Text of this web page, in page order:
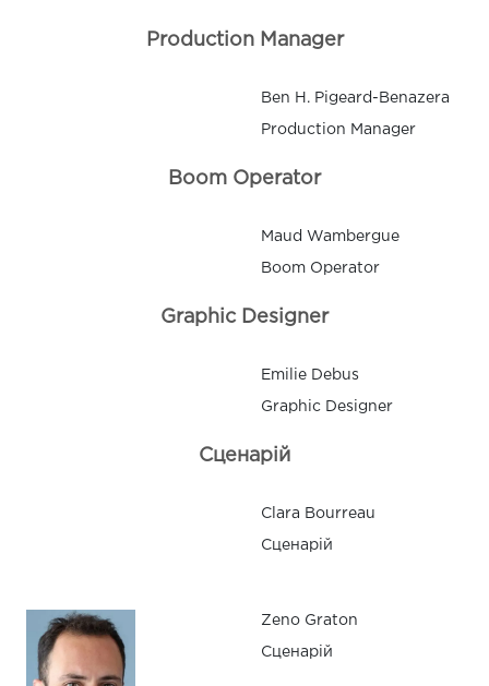
Production Manager
Ben H. Pigeard-Benazera
Production Manager
Boom Operator
Maud Wambergue
Boom Operator
Graphic Designer
Emilie Debus
Graphic Designer
Сценарій
Clara Bourreau
Сценарій
Zeno Graton
Сценарій